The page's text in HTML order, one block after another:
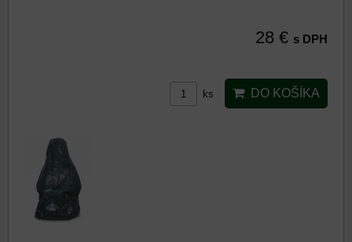
28 € s DPH
ks DO KOŠÍKA